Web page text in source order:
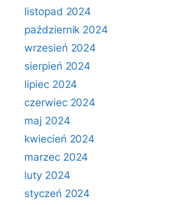
listopad 2024
październik 2024
wrzesień 2024
sierpień 2024
lipiec 2024
czerwiec 2024
maj 2024
kwiecień 2024
marzec 2024
luty 2024
styczeń 2024